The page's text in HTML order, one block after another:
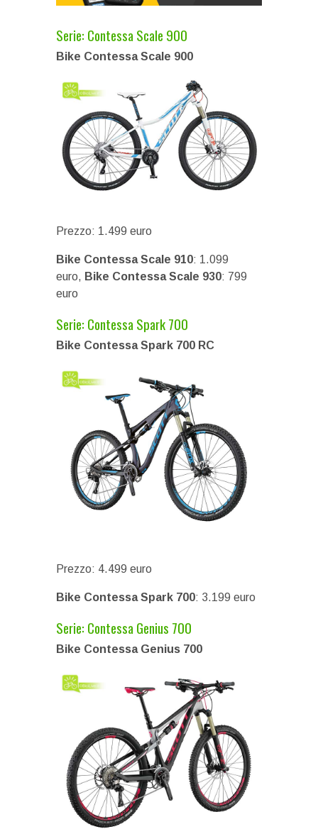
Serie: Contessa Scale 900
Bike Contessa Scale 900
Prezzo: 1.499 euro
Bike Contessa Scale 910: 1.099
euro, Bike Contessa Scale 930: 799
euro
Serie: Contessa Spark 700
Bike Contessa Spark 700 RC
Prezzo: 4.499 euro
Bike Contessa Spark 700: 3.199 euro
Serie: Contessa Genius 700
Bike Contessa Genius 700